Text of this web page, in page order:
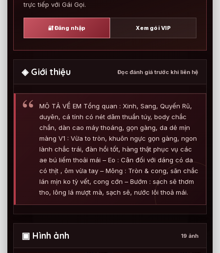
trực tiếp với Gái Gọi.
🔐 Đăng nhập Xem gói VIP
◈ Giới thiệu Đọc đánh giá trước khi liên hệ
MÔ TẢ VỀ EM Tổng quan : Xinh, Sang, Quyến Rũ,
duyên, cá tính có nét dâm thuần túy, body chắc
chắn, dàn cao máy thoáng, gọn gàng, da dẻ mịn
màng V1 : Vừa to tròn, khuôn ngực gọn gàng, ngon
lành chắc trái, đàn hồi tốt, hàng thật phục vụ các
ae bú liếm thoải mái – Eo : Cân đối với dáng có da
có thịt , ôm vừa tay – Mông : Tròn & cong, săn chắc
lán mịn ko tỳ vết, cong cớn – Bướm : sạch sẽ thơm
tho, lông lá mượt mà, sạch sẽ, nước lôi thoả mái.
▣ Hình ảnh 19 ảnh